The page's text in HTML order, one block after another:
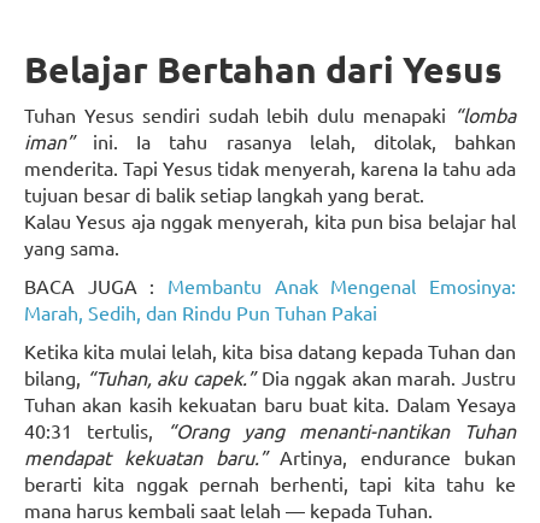
Belajar Bertahan dari Yesus
Tuhan Yesus sendiri sudah lebih dulu menapaki “lomba
iman”ini. Ia tahu rasanya lelah, ditolak, bahkan
menderita. Tapi Yesus tidak menyerah, karena Ia tahu ada
tujuan besar di balik setiap langkah yang berat.
Kalau Yesus aja nggak menyerah, kita pun bisa belajar hal
yang sama.
BACA JUGA : Membantu Anak Mengenal Emosinya:
Marah, Sedih, dan Rindu Pun Tuhan Pakai
Ketika kita mulai lelah, kita bisa datang kepada Tuhan dan
bilang, “Tuhan, aku capek.”Dia nggak akan marah. Justru
Tuhan akan kasih kekuatan baru buat kita. Dalam Yesaya
40:31 tertulis,
“Orang yang menanti-nantikan Tuhan
mendapat kekuatan baru.”Artinya, endurance bukan
berarti kita nggak pernah berhenti, tapi kita tahu ke
mana harus kembali saat lelah — kepada Tuhan.